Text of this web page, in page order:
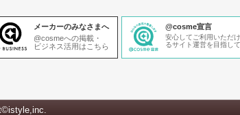
メーカーのみなさまへ
@cosmeへの掲載・
ビジネス活用はこちら
@cosme宣言
安心してご利用いただけ
るサイト運営を目指して